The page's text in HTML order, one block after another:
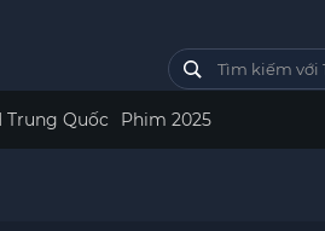
Trung Quốc Phim 2025